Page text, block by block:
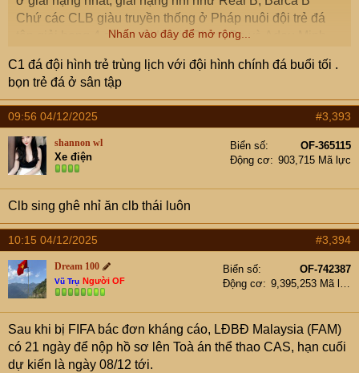
Chứ các CLB giàu truyền thống ở Pháp nuôi đội trẻ đá
tận giải hạng 4 cùng với Kevin Phạm Ba và Adou Minh
Nhấn vào đây để mở rộng...
C1 đá đội hình trẻ trùng lịch với đội hình chính đá buổi tối .
bọn trẻ đá ở sân tập
09:56 04/12/2025 #3,393
shannon wl
Xe điện
Biển số
OF-365115
Động cơ
903,715 Mã lực
Clb sing ghê nhỉ ăn clb thái luôn
10:15 04/12/2025 #3,394
Dream 100
Vũ Trụ Người OF
Biển số
OF-742387
Động cơ
9,395,253 Mã lực
Sau khi bị FIFA bác đơn kháng cáo, LĐBĐ Malaysia (FAM)
có 21 ngày để nộp hồ sơ lên Toà án thể thao CAS, hạn cuối
dự kiến là ngày 08/12 tới.